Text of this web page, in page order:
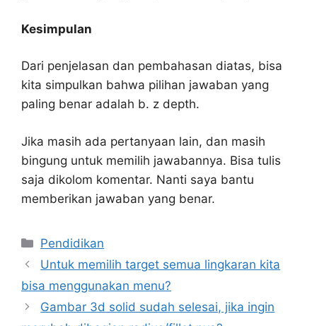
Kesimpulan
Dari penjelasan dan pembahasan diatas, bisa
kita simpulkan bahwa pilihan jawaban yang
paling benar adalah b. z depth.
Jika masih ada pertanyaan lain, dan masih
bingung untuk memilih jawabannya. Bisa tulis
saja dikolom komentar. Nanti saya bantu
memberikan jawaban yang benar.
Kategori
Pendidikan
Untuk memilih target semua lingkaran kita
bisa menggunakan menu?
Gambar 3d solid sudah selesai, jika ingin